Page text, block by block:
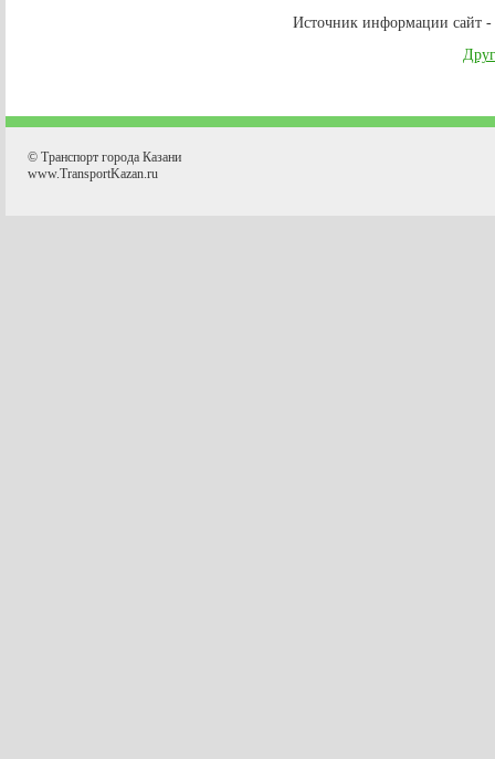
Источник информации сайт -
© Транспорт города Казани
www.TransportKazan.ru